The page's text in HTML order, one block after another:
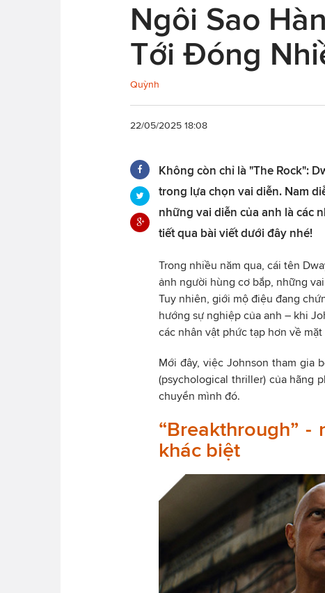
Ngôi Sao
Tới Đóng
Quỳnh
22/05/2025 18:08
Không còn chỉ là "The Rock":
trong lựa chọn vai diễn. Nam
những vai diễn của anh là các
tiết qua bài viết dưới đây nhé!
Trong nhiều năm qua, cái tên
ảnh người hùng cơ bắp, những
Tuy nhiên, giới mộ điệu đang
hướng sự nghiệp của anh – khi
các nhân vật phức tạp hơn về mặt
Mới đây, việc Johnson tham gia
(psychological thriller) của hãng
chuyển mình đó.
“Breakthrough”
khác biệt